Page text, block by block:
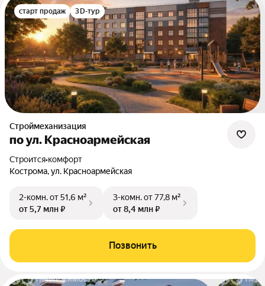
старт продаж 3D-тур
Строймеханизация
по ул. Красноармейская
Строится•комфорт
Кострома, ул. Красноармейская
2-комн.от 51,6 м²
от 5,7 млн ₽
3-комн.от 77,8 м²
от 8,4 млн ₽
Позвонить